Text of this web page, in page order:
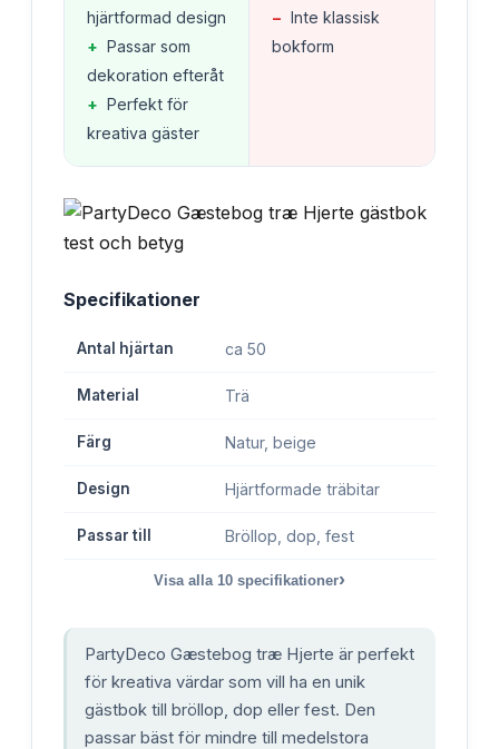
hjärtformad design
+ Passar som
dekoration efteråt
+ Perfekt för
kreativa gäster
− Inte klassisk
bokform
Specifikationer
Antal hjärtan ca 50
Material Trä
Färg Natur, beige
Design Hjärtformade träbitar
Passar till Bröllop, dop, fest
Visa alla 10 specifikationer›
PartyDeco Gæstebog træ Hjerte är perfekt
för kreativa värdar som vill ha en unik
gästbok till bröllop, dop eller fest. Den
passar bäst för mindre till medelstora